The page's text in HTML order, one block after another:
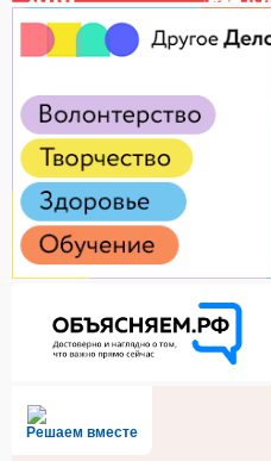
Решаем вместе